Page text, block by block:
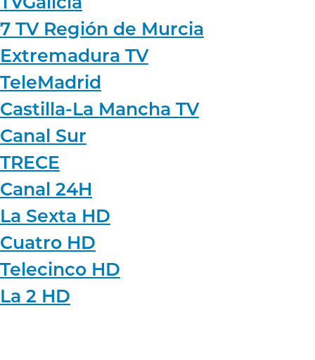
TVGalicia
7 TV Región de Murcia
Extremadura TV
TeleMadrid
Castilla-La Mancha TV
Canal Sur
TRECE
Canal 24H
La Sexta HD
Cuatro HD
Telecinco HD
La 2 HD